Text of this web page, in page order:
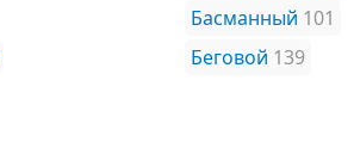
Басманный 101
Беговой 139